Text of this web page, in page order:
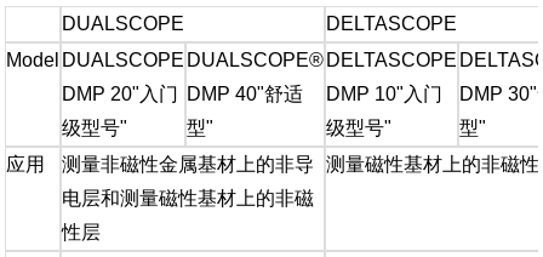
DUALSCOPE
DELTASCOPE
Model DUALSCOPE
DMP 20"入门
级型号"
DUALSCOPE®
DMP 40"舒适
型"
DELTASCOPE
DMP 10"入门
级型号"
DMP 30"
型"
应用
测量非磁性金属基材上的非导
电层和测量磁性基材上的非磁
性层
测量磁性基材上的非磁